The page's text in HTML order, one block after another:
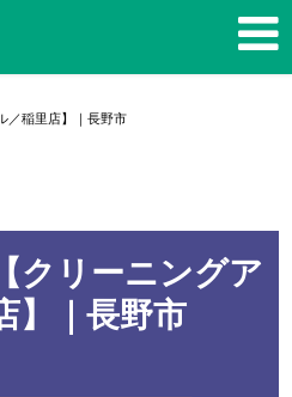
／稲里店】｜長野市
クリーニングア
】｜長野市